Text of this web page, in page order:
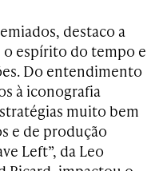
destaco a
o espírito do tempo e
Do entendimento
à iconografia
muito bem
e de produção
Left”, da Leo